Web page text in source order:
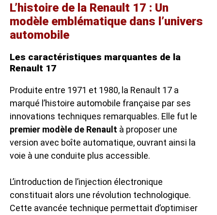
L’histoire de la Renault 17 : Un
modèle emblématique dans l’univers
automobile
Les caractéristiques marquantes de la
Renault 17
Produite entre 1971 et 1980, la Renault 17 a
marqué l’histoire automobile française par ses
innovations techniques remarquables. Elle fut le
premier modèle de Renault à proposer une
version avec boîte automatique, ouvrant ainsi la
voie à une conduite plus accessible.
L’introduction de l’injection électronique
constituait alors une révolution technologique.
Cette avancée technique permettait d’optimiser